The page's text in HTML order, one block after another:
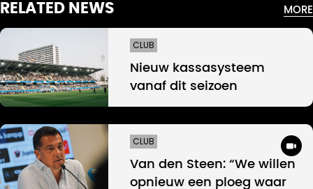
RELATED NEWS MORE
CLUB
Nieuw kassasysteem
vanaf dit seizoen
CLUB
Van den Steen: “We willen
opnieuw een ploeg waar